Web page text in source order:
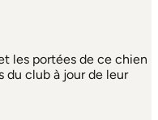
les portées de ce chien
du club à jour de leur